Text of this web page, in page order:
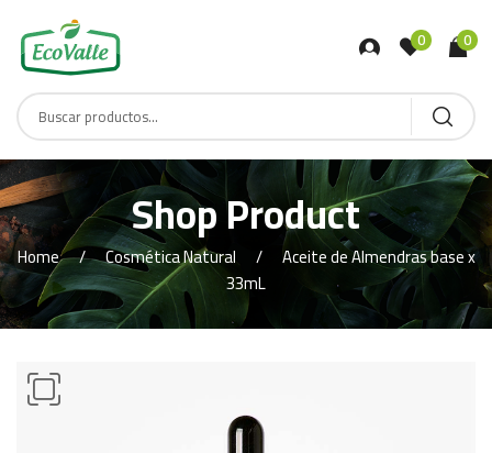
0 0
Shop Product
Home Cosmética Natural
Aceite de Almendras base x
33mL